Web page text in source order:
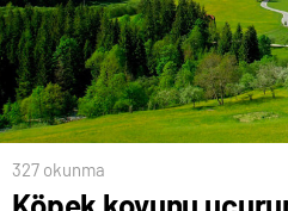
327 okunma